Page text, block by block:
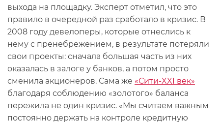
выхода на площадку. Эксперт отметил, что это
правило в очередной раз сработало в кризис. В
2008 году девелоперы, которые отнеслись к
нему с пренебрежением, в результате потеряли
свои проекты: сначала большая часть из них
оказалась в залоге у банков, а потом просто
сменила акционеров. Сама же «Сити-XXI век»
благодаря соблюдению «золотого» баланса
пережила не один кризис. «Мы считаем важным
постоянно держать на контроле кредитную